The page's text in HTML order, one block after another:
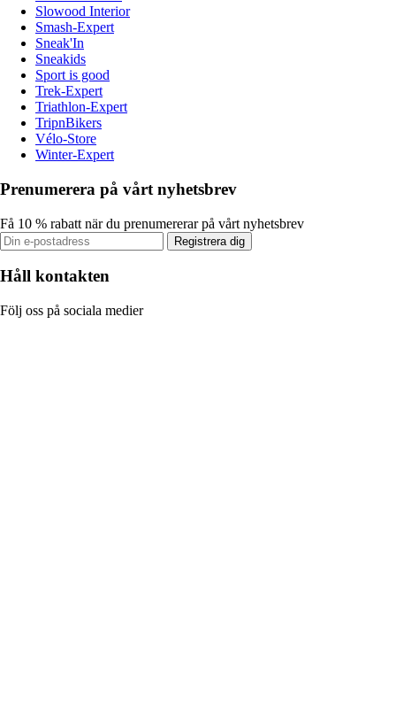
Slowood Interior
Smash-Expert
Sneak'In
Sneakids
Sport is good
Trek-Expert
Triathlon-Expert
TripnBikers
Vélo-Store
Winter-Expert
Prenumerera på vårt nyhetsbrev
Få 10 % rabatt när du prenumererar på vårt nyhetsbrev
Registrera dig
Håll kontakten
Följ oss på sociala medier